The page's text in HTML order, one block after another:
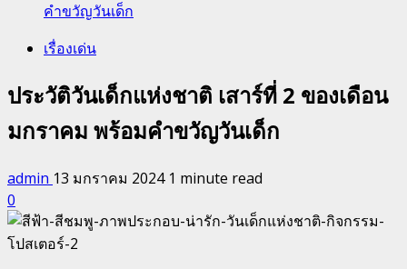
คำขวัญวันเด็ก
เรื่องเด่น
ประวัติวันเด็กแห่งชาติ เสาร์ที่ 2 ของเดือน
มกราคม พร้อมคำขวัญวันเด็ก
admin 13 มกราคม 2024 1 minute read
0